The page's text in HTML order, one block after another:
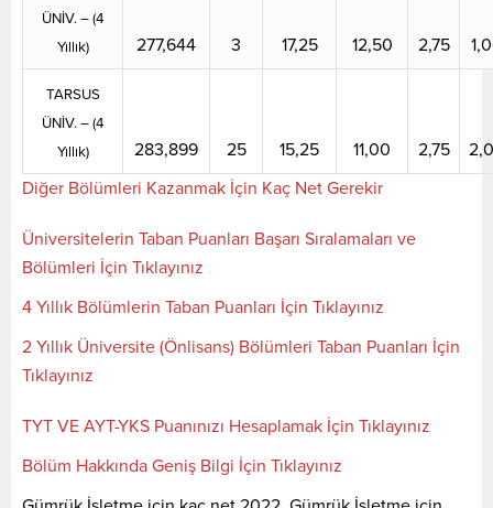
ÜNİV. – (4
Yıllık)
277,644 3 17,25 12,50 2,75
TARSUS
ÜNİV. – (4
Yıllık)
283,899 25 15,25 11,00 2,75
Diğer Bölümleri Kazanmak İçin Kaç Net Gerekir
Üniversitelerin Taban Puanları Başarı Sıralamaları ve
Bölümleri İçin Tıklayınız
4 Yıllık Bölümlerin Taban Puanları İçin Tıklayınız
2 Yıllık Üniversite (Önlisans) Bölümleri Taban Puanları İçin
Tıklayınız
TYT VE AYT-YKS Puanınızı Hesaplamak İçin Tıklayınız
Bölüm Hakkında Geniş Bilgi İçin Tıklayınız